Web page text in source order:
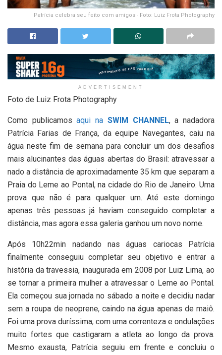
Patrícia celebra seu feito com amigos - Foto: Luiz Frota Photography
ADVERTISEMENT
Foto de Luiz Frota Photography
Como publicamosaqui na SWIM CHANNEL, a nadadora
Patrícia Farias de França, da equipe Navegantes, caiu na
água neste fim de semana para concluir um dos desafios
mais alucinantes das águas abertas do Brasil: atravessar a
nado a distância de aproximadamente 35 km que separam a
Praia do Leme ao Pontal, na cidade do Rio de Janeiro. Uma
prova que não é para qualquer um. Até este domingo
apenas três pessoas já haviam conseguido completar a
distância, mas agora essa galeria ganhou um novo nome.
Após 10h22min nadando nas águas cariocas Patrícia
finalmente conseguiu completar seu objetivo e entrar a
história da travessia, inaugurada em 2008 por Luiz Lima, ao
se tornar a primeira mulher a atravessar o Leme ao Pontal.
Ela começou sua jornada no sábado a noite e decidiu nadar
sem a roupa de neoprene, caindo na água apenas de maiô.
Foi uma prova duríssima, com uma correnteza e ondulações
muito fortes que castigaram a atleta ao longo da prova.
Mesmo exausta, Patrícia seguiu em frente e concluiu o